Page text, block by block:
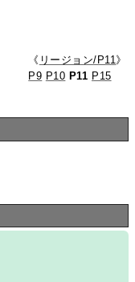
《 リージョン/P11 》
P9 P10 P11 P15